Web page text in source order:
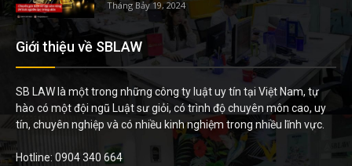
Tháng Bảy 19, 2024
Giới thiệu về SBLAW
SB LAW là một trong những công ty luật uy tín tại Việt Nam, tự
hào có một đội ngũ Luật sư giỏi, có trình độ chuyên môn cao, uy
tín, chuyên nghiệp và có nhiều kinh nghiệm trong nhiều lĩnh vực.
Hotline: 0904 340 664